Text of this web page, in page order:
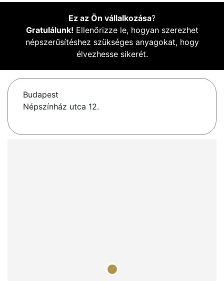
Ez az Ön vállalkozása?
Gratulálunk! Ellenőrizze le, hogyan szerezhet
népszerűsítéshez szükséges anyagokat, hogy
élvezhesse sikerét.
Budapest
Népszínház utca 12.